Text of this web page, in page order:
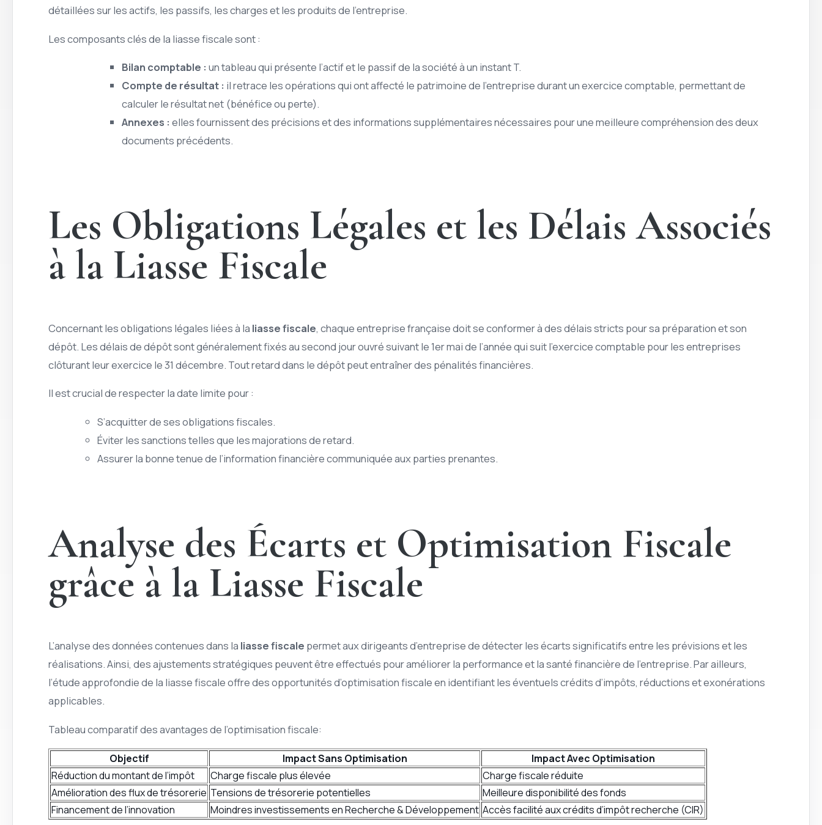
détaillées sur les actifs, les passifs, les charges et les produits de l’entreprise.
Les composants clés de la liasse fiscale sont :
Bilan comptable : un tableau qui présente l’actif et le passif de la société à un instant T.
Compte de résultat : il retrace les opérations qui ont affecté le patrimoine de l’entreprise durant un exercice comptable, permettant de
calculer le résultat net (bénéfice ou perte).
Annexes : elles fournissent des précisions et des informations supplémentaires nécessaires pour une meilleure compréhension des deux
documents précédents.
Les Obligations Légales et les Délais Associés
à la Liasse Fiscale
Concernant les obligations légales liées à la liasse fiscale, chaque entreprise française doit se conformer à des délais stricts pour sa préparation et son
dépôt. Les délais de dépôt sont généralement fixés au second jour ouvré suivant le 1er mai de l’année qui suit l’exercice comptable pour les entreprises
clôturant leur exercice le 31 décembre. Tout retard dans le dépôt peut entraîner des pénalités financières.
Il est crucial de respecter la date limite pour :
S’acquitter de ses obligations fiscales.
Éviter les sanctions telles que les majorations de retard.
Assurer la bonne tenue de l’information financière communiquée aux parties prenantes.
Analyse des Écarts et Optimisation Fiscale
grâce à la Liasse Fiscale
L’analyse des données contenues dans la liasse fiscale permet aux dirigeants d’entreprise de détecter les écarts significatifs entre les prévisions et les
réalisations. Ainsi, des ajustements stratégiques peuvent être effectués pour améliorer la performance et la santé financière de l’entreprise. Par ailleurs,
l’étude approfondie de la liasse fiscale offre des opportunités d’optimisation fiscale en identifiant les éventuels crédits d’impôts, réductions et exonérations
applicables.
Tableau comparatif des avantages de l’optimisation fiscale:
Objectif Impact Sans Optimisation
Impact Avec Optimisation
Réduction du montant de l’impôt
Charge fiscale plus élevée
Charge fiscale réduite
Amélioration des flux de trésorerie Tensions de trésorerie potentielles
Meilleure disponibilité des fonds
Financement de l’innovation
Moindres investissements en Recherche & Développement Accès facilité aux crédits d’impôt recherche (CIR)